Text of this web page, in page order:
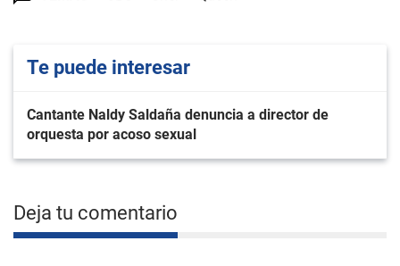
Te puede interesar
Cantante Naldy Saldaña denuncia a director de
orquesta por acoso sexual
Deja tu comentario